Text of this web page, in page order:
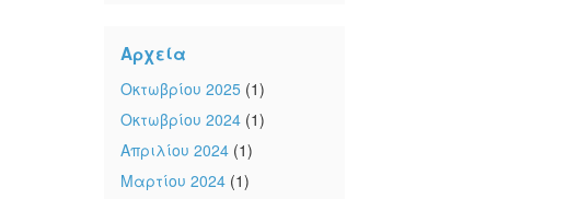
Αρχεία
Οκτωβρίου 2025 (1)
Οκτωβρίου 2024 (1)
Απριλίου 2024 (1)
Μαρτίου 2024 (1)